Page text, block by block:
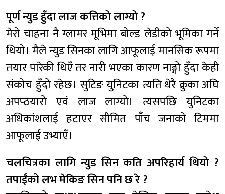
पूर्ण न्युड हुँदा लाज कत्तिको लाग्यो ?
मेरो चाहना नै ग्लामर मूभिमा बोल्ड लेडीको भूमिका गर्ने
थियो। मैले न्युड सिनका लागि आफूलाई मानसिक रूपमा
तयार पारेकी थिएँ तर नारी भएका कारण नाङ्गो हुँदा केही
संकोच हुँदो रहेछ। सुटिङ युनिटका त्यति धेरै क्रुका अघि
अपप्ठयारो एवं लाज लाग्यो। त्यसपछि युनिटका
अधिकांशलाई हटाएर सीमित पाँच जनाको टिममा
आफूलाई उभ्याएँ।
चलचित्रका लागि न्युड सिन कति अपरिहार्य थियो ?
तपाईंको लभ मेकिङ सिन पनि छ रे ?